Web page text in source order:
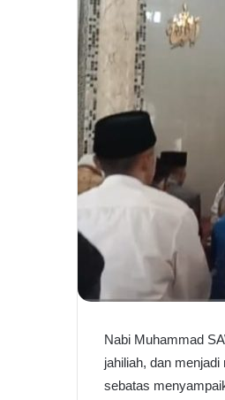
Nabi Muhammad
jahiliah, dan
sebatas